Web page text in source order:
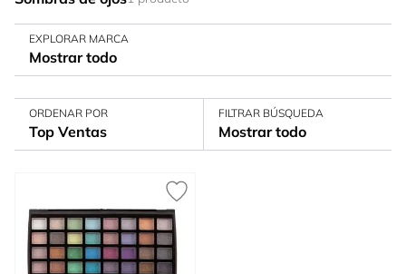
EXPLORAR MARCA
Mostrar todo
ORDENAR POR
Top Ventas
FILTRAR BÚSQUEDA
Mostrar todo